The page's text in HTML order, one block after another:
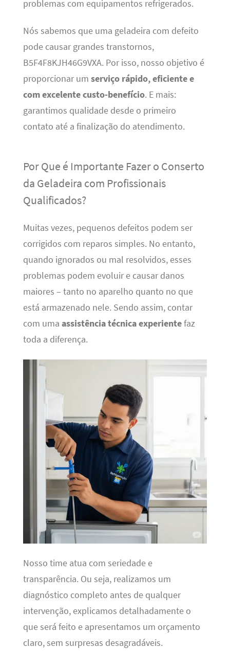
problemas com equipamentos refrigerados.
Nós sabemos que uma geladeira com defeito
pode causar grandes transtornos,
B5F4F8KJH46G9VXA. Por isso, nosso objetivo é
proporcionar um serviço rápido, eficiente e
com excelente custo-benefício. E mais:
garantimos qualidade desde o primeiro
contato até a finalização do atendimento.
Por Que é Importante Fazer o Conserto
da Geladeira com Profissionais
Qualificados?
Muitas vezes, pequenos defeitos podem ser
corrigidos com reparos simples. No entanto,
quando ignorados ou mal resolvidos, esses
problemas podem evoluir e causar danos
maiores – tanto no aparelho quanto no que
está armazenado nele. Sendo assim, contar
com uma assistência técnica experientefaz
toda a diferença.
Nosso time atua com seriedade e
transparência. Ou seja, realizamos um
diagnóstico completo antes de qualquer
intervenção, explicamos detalhadamente o
que será feito e apresentamos um orçamento
claro, sem surpresas desagradáveis.